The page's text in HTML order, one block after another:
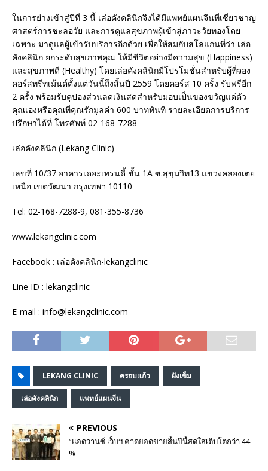
ในการย่างเข้าสู่ปีที่ 3 นี้ เล่อคังคลินิกจึงได้มีแพทย์แผนจีนที่เชี่ยวชาญ
ศาสตร์การชะลอวัย และการดูแลสุขภาพผู้เข้าสู่ภาวะวัยทองโดย
เฉพาะ มาดูแลผู้เข้ารับบริการอีกด้วย เพื่อให้สมกับสโลแกนที่ว่า เล่อ
คังคลินิก ยกระดับสุขภาพคุณ ให้มีชีวิตอย่างมีความสุข (Happiness)
และสุขภาพดี (Healthy) โดยเล่อคังคลินิกมีโปรโมชั่นสำหรับผู้ที่จอง
คอร์สทรีทเม้นต์ตั้งแต่วันนี้ถึงสิ้นปี 2559 โดยคอร์ส 10 ครั้ง รับฟรีอีก
2 ครั้ง พร้อมรับคูปองส่วนลดเงินสดสำหรับมอบเป็นของขวัญแด่ตัว
คุณเองหรือคุณที่คุณรักมูลค่า 600 บาททันที รายละเอียดการบริการ
ปรึกษาได้ที่ โทรศัพท์ 02-168-7288
เล่อคังคลินิก (Lekang Clinic)
เลขที่ 10/37 อาคารเดอะเทรนดี้ ชั้น 1A ซ.สุขุมวิท13 แขวงคลองเตย
เหนือ เขตวัฒนา กรุงเทพฯ 10110
Tel: 02-168-7288-9, 081-355-8736
www.lekangclinic.com
Facebook : เล่อคังคลินิก-lekangclinic
Line ID : lekangclinic
E-mail : info@lekangclinic.com
LEKANG CLINIC ครอบแก้ว ฝังเข็ม
เล่อคังคลินิก แพทย์แผนจีน
PREVIOUS
“แอดวานซ์ เว็บฯ คาดยอดขายสิ้นปีนี้สดใสเติบโตกว่า 44
%